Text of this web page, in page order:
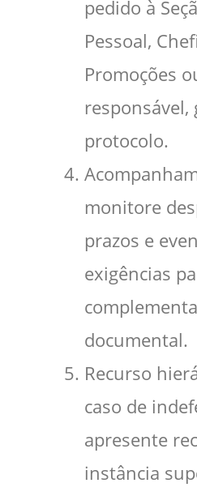
pedido à
Pessoal,
Promoções
responsável,
protocolo.
monitore
prazos e
exigências
documental.
Recurso
caso de
apresente
instância